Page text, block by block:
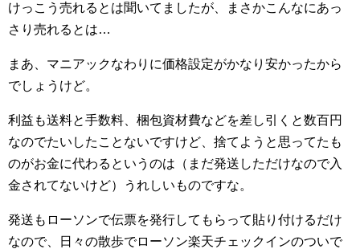
けっこう売れるとは聞いてましたが、まさかこんなにあっ
さり売れるとは…
まあ、マニアックなわりに価格設定がかなり安かったから
でしょうけど。
利益も送料と手数料、梱包資材費などを差し引くと数百円
なのでたいしたことないですけど、捨てようと思ってたも
のがお金に代わるというのは（まだ発送しただけなので入
金されてないけど）うれしいものですな。
発送もローソンで伝票を発行してもらって貼り付けるだけ
なので、日々の散歩でローソン楽天チェックインのついで